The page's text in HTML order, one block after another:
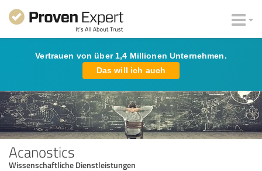
Vertrauen von über 1,4 Millionen Unternehmen.
Das will ich auch
Acanostics
Wissenschaftliche Dienstleistungen